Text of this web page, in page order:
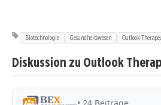
Biotechnologie Gesundheitswesen Outlook
Diskussion zu Outlook